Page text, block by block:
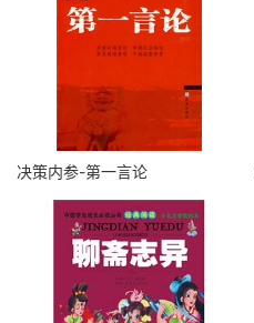
决策内参-第一言论